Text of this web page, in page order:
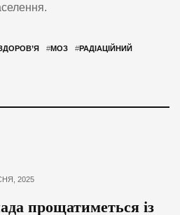
#МОЗ #РАДІАЦІЙНИЙ
2025
прощатиметься із